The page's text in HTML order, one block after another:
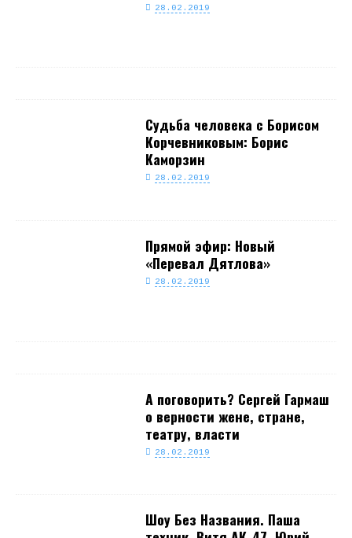
28.02.2019
Судьба человека с Борисом
Корчевниковым: Борис
Каморзин
28.02.2019
Прямой эфир: Новый
«Перевал Дятлова»
28.02.2019
А поговорить? Сергей Гармаш
о верности жене, стране,
театру, власти
28.02.2019
Шоу Без Названия. Паша